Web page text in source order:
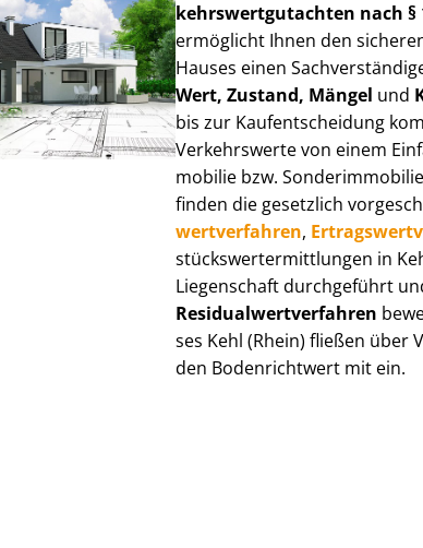
kehrs­wert­gut­ach­ten nach §
ermöglicht Ihnen den
Hauses einen
Wert, Zustand, Mängel und
bis zur Kauf­ent­schei­dung
Verkehrswerte von einem
mo­bi­lie bzw.
finden die gesetzlich
wert­ver­fah­ren,
stücks­wert­ermitt­lun­gen in
Liegenschaft durchgeführt
Re­si­du­al­wert­ver­fah­ren
ses Kehl (Rhein) fließen
den Bodenrichtwert mit ein.